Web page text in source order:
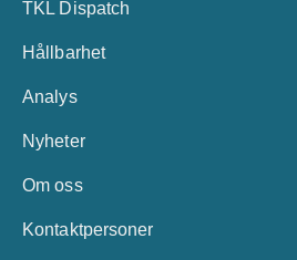
TKL Dispatch
Hållbarhet
Analys
Nyheter
Om oss
Kontaktpersoner